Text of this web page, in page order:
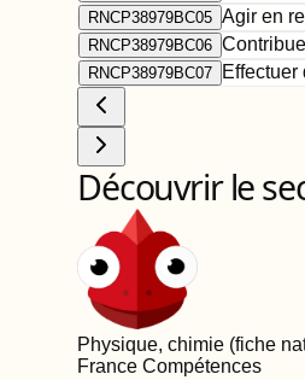
RNCP38979BC05 Agir en
RNCP38979BC06
RNCP38979BC07
Découvrir le
Physique, chimie (fiche
France Compétences